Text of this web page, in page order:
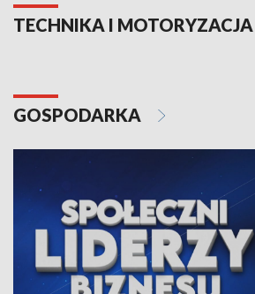
TECHNIKA I MOTORYZACJA
GOSPODARKA